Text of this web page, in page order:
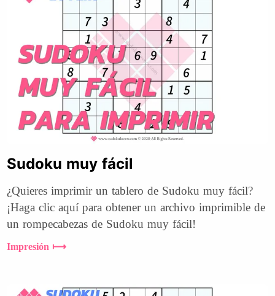
Sudoku muy fácil
¿Quieres imprimir un tablero de Sudoku muy fácil?
¡Haga clic aquí para obtener un archivo imprimible de
un rompecabezas de Sudoku muy fácil!
Impresión ⟼